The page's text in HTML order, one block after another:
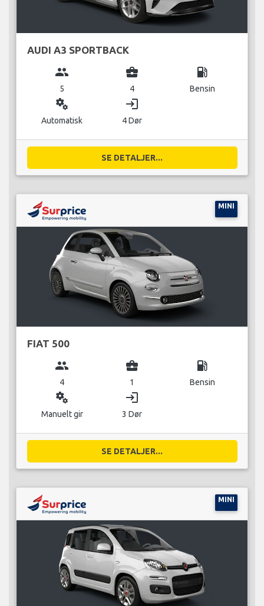
AUDI A3 SPORTBACK
group
5
business_center
4
local_gas_station
Bensin
miscellaneous_services
Automatisk
login
4 Dør
SE DETALJER...
MINI
FIAT 500
group
4
business_center
1
local_gas_station
Bensin
miscellaneous_services
Manuelt gir
login
3 Dør
SE DETALJER...
MINI